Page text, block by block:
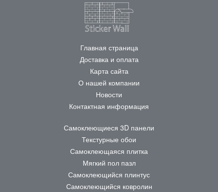
Главная страница
Доставка и оплата
Карта сайта
О нашей компании
Новости
Контактная информация
Самоклеющиеся 3D панели
Текстурные обои
Самоклеющаяся плитка
Мягкий пол пазл
Самоклеющийся плинтус
Самоклеющийся ковролин